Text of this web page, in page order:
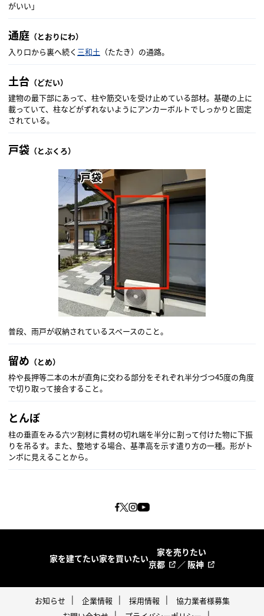
がいい」
通庭 （とおりにわ）
入り口から裏へ続く 三和土 （たたき）の通路。
土台 （どだい）
建物の最下部にあって、柱や筋交いを受け止めている部材。基礎の上に
載っていて、柱などがずれないようにアンカーボルトでしっかりと固定
されている。
戸袋 （とぶくろ）
普段、雨戸が収納されているスペースのこと。
留め （とめ）
枠や長押等二本の木が直角に交わる部分をそれぞれ半分づつ45度の角度
で切り取って接合すること。
とんぼ
柱の垂直をみる六ツ割材に貫材の切れ端を半分に割って付けた物に下振
りを吊るす。また、整地する場合、基準高を示す遣り方の一種。形がト
ンボに見えることから。
家を建てたい家を買いたい
家を売りたい
京都
／ 阪神
お知らせ 企業情報 採用情報
協力業者様募集